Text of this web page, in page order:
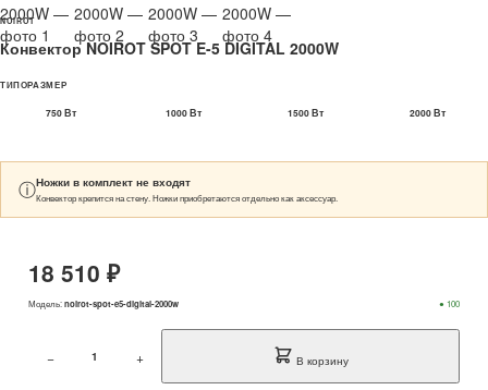
NOIROT
Конвектор NOIROT SPOT E-5 DIGITAL 2000W
ТИПОРАЗМЕР
750 Вт 1000 Вт 1500 Вт 2000 Вт
ⓘНожки в комплект не входят
Конвектор крепится на стену. Ножки приобретаются отдельно как аксессуар.
18 510 ₽
Модель:noirot-spot-e5-digital-2000w ● 100
− + В корзину